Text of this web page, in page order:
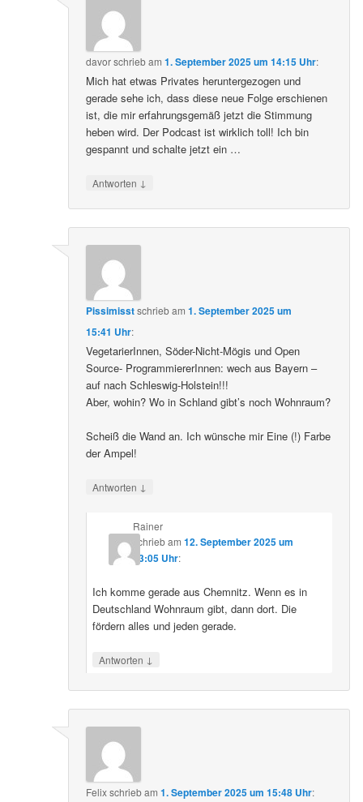
davorschriebam1. September 2025 um 14:15 Uhr:
Mich hat etwas Privates heruntergezogen und
gerade sehe ich, dass diese neue Folge erschienen
ist, die mir erfahrungsgemäß jetzt die Stimmung
heben wird. Der Podcast ist wirklich toll! Ich bin
gespannt und schalte jetzt ein …
Antworten ↓
Pissimisstschriebam1. September 2025 um
15:41 Uhr:
VegetarierInnen, Söder-Nicht-Mögis und Open
Source- ProgrammiererInnen: wech aus Bayern –
auf nach Schleswig-Holstein!!!
Aber, wohin? Wo in Schland gibt’s noch Wohnraum?
Scheiß die Wand an. Ich wünsche mir Eine (!) Farbe
der Ampel!
Antworten ↓
Rainer
schriebam 12. September 2025 um
23:05 Uhr:
Ich komme gerade aus Chemnitz. Wenn es in
Deutschland Wohnraum gibt, dann dort. Die
fördern alles und jeden gerade.
Antworten ↓
Felixschriebam1. September 2025 um 15:48 Uhr: